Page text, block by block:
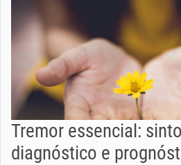
Tremor essencial:
diagnóstico e